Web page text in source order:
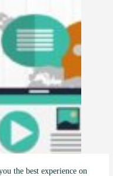
the best experience on